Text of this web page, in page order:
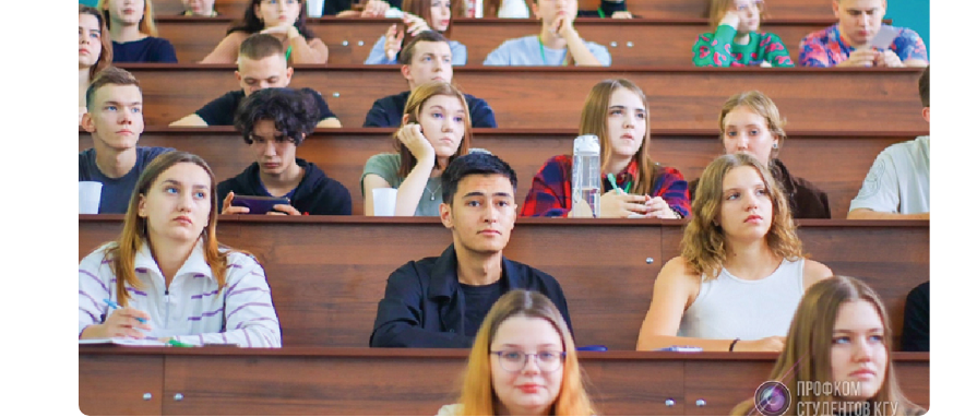
Domaines naturelles-scientifiques
Biologie, chimie, écologie, géographie, biotechnologie.
La langue d’enseignementest le russe.
Caractéristiques:
la plupart du temps d’étude est consacrée à la formation pratique.
Recherche dans des laboratoires modernes, pratiques de terrain, travail avec du matériel
scientifique et participation à des projets de technoparcs. Les diplômés sont en demande
dans les instituts de recherche, les industries de haute technologie et les services
environnementaux.
Domaines humanitaires
Linguistique, histoire, sociologie, économie, droit, médias.
La langue d’enseignementest le russe.